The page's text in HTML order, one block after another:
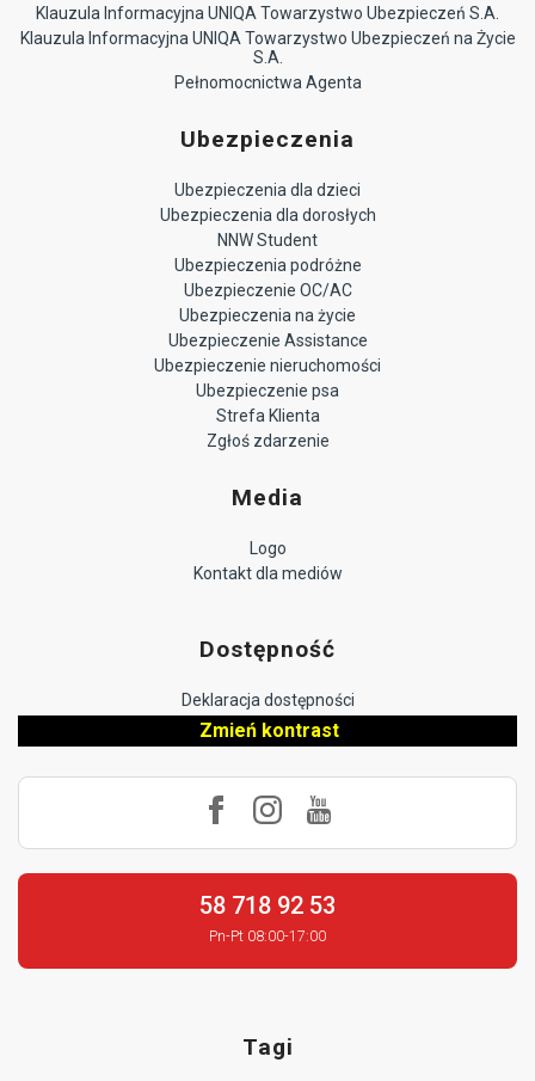
Klauzula Informacyjna UNIQA Towarzystwo Ubezpieczeń S.A.
Klauzula Informacyjna UNIQA Towarzystwo Ubezpieczeń na Życie
S.A.
Pełnomocnictwa Agenta
Ubezpieczenia
Ubezpieczenia dla dzieci
Ubezpieczenia dla dorosłych
NNW Student
Ubezpieczenia podróżne
Ubezpieczenie OC/AC
Ubezpieczenia na życie
Ubezpieczenie Assistance
Ubezpieczenie nieruchomości
Ubezpieczenie psa
Strefa Klienta
Zgłoś zdarzenie
Media
Logo
Kontakt dla mediów
Dostępność
Deklaracja dostępności
Zmień kontrast
58 718 92 53
Pn-Pt 08:00-17:00
Tagi